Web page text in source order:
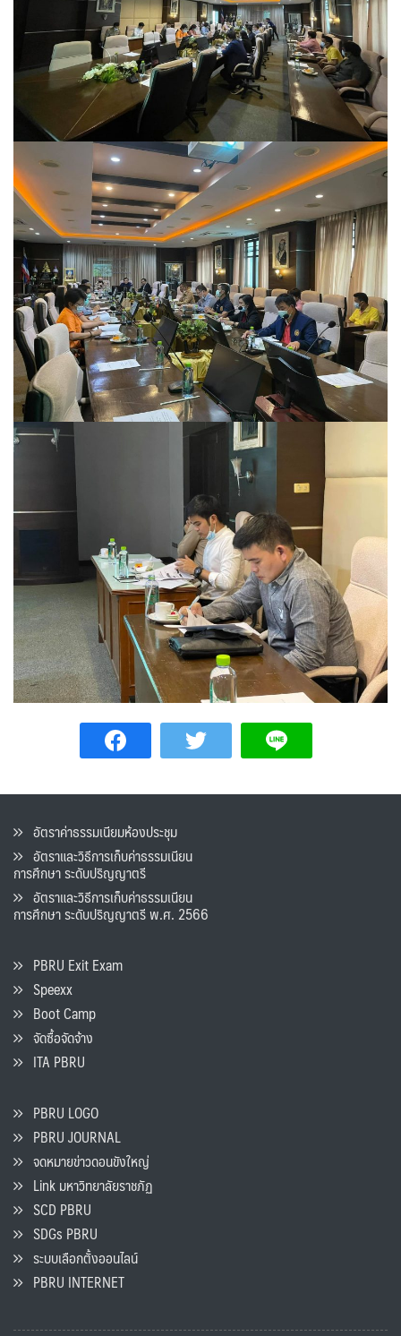
อัตราค่าธรรมเนียมห้องประชุม
อัตราและวิธีการเก็บค่าธรรมเนียน
การศึกษา ระดับปริญญาตรี
อัตราและวิธีการเก็บค่าธรรมเนียน
การศึกษา ระดับปริญญาตรี พ.ศ. 2566
PBRU Exit Exam
Speexx
Boot Camp
จัดซื้อจัดจ้าง
ITA PBRU
PBRU LOGO
PBRU JOURNAL
จดหมายข่าวดอนขังใหญ่
Link มหาวิทยาลัยราชภัฏ
SCD PBRU
SDGs PBRU
ระบบเลือกตั้งออนไลน์
PBRU INTERNET